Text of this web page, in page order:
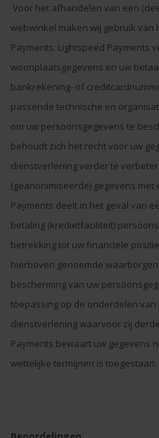
Voor het afhandelen van een
webwinkel maken wij gebruik van
Payments. Lightspeed Payments
woonplaatsgegevens en uw
bankrekening- of
passende technische en
om uw persoonsgegevens te
behoudt zich het recht voor uw
dienstverlening verder te
(geanonimiseerde) gegevens
Payments deelt in het geval van
betaling (kredietfaciliteit)
betrekking tot uw financiële
hierboven genoemde
bescherming van uw
toepassing op de onderdelen van
dienstverlening waarvoor zij
Payments bewaart uw gegevens
wettelijke termijnen is toegestaan.